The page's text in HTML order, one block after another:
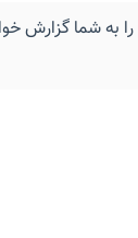
به شما گزارش